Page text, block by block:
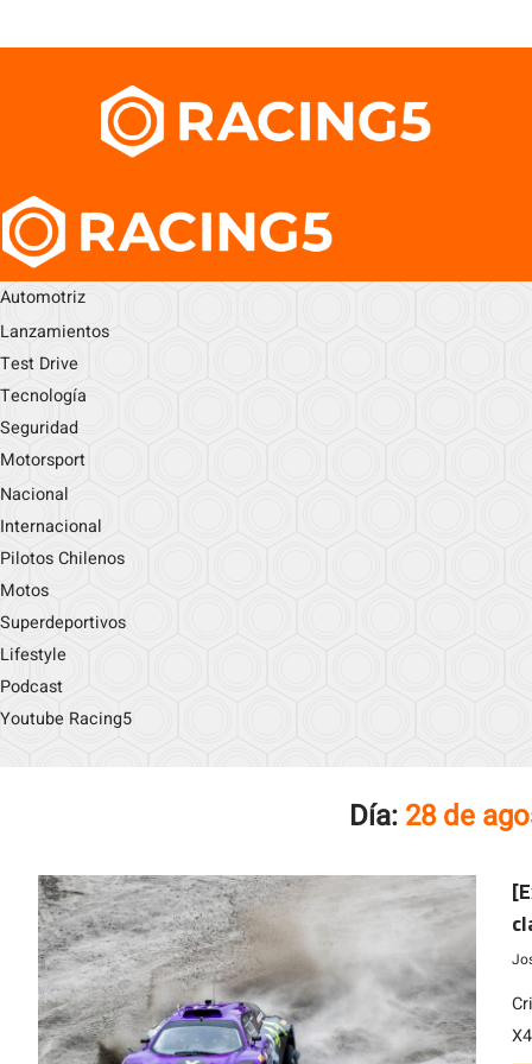
Automotriz
Lanzamientos
Test Drive
Tecnología
Seguridad
Motorsport
Nacional
Internacional
Pilotos Chilenos
Motos
Superdeportivos
Lifestyle
Podcast
Youtube Racing5
Día: 28 de